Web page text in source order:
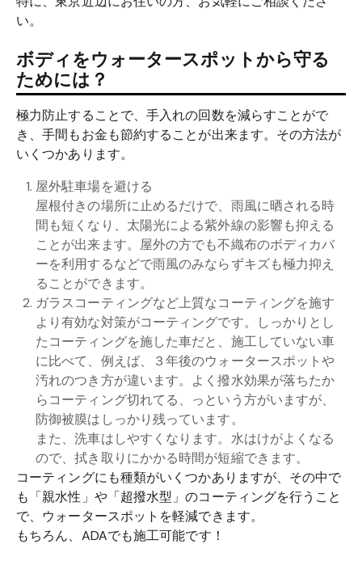
い。
ボディをウォータースポットから守る
ためには？
極力防止することで、手入れの回数を減らすことがで
き、手間もお金も節約することが出来ます。その方法が
いくつかあります。
屋外駐車場を避ける
屋根付きの場所に止めるだけで、雨風に晒される時
間も短くなり、太陽光による紫外線の影響も抑える
ことが出来ます。屋外の方でも不織布のボディカバ
ーを利用するなどで雨風のみならずキズも極力抑え
ることができます。
ガラスコーティングなど上質なコーティングを施す
より有効な対策がコーティングです。しっかりとし
たコーティングを施した車だと、施工していない車
に比べて、例えば、３年後のウォータースポットや
汚れのつき方が違います。よく撥水効果が落ちたか
らコーティング切れてる、っという方がいますが、
防御被膜はしっかり残っています。
また、洗車はしやすくなります。水はけがよくなる
ので、拭き取りにかかる時間が短縮できます。
コーティングにも種類がいくつかありますが、その中で
も「親水性」や「超撥水型」のコーティングを行うこと
で、ウォータースポットを軽減できます。
もちろん、ADAでも施工可能です！